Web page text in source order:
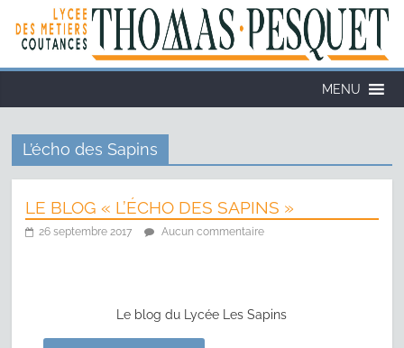
MENU
L’écho des Sapins
LE BLOG « L’ÉCHO DES SAPINS »
26 septembre 2017 Aucun commentaire
Le blog du Lycée Les Sapins